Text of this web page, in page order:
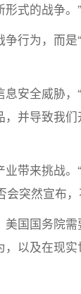
式的战争。”
行为，而是
全威胁，“
并导致我
带来挑战。
突然宣布
国国务院需
以及在现实